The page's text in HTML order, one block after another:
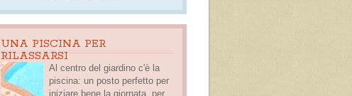
UNA PISCINA PER
RILASSARSI
Al centro del giardino c'è la
piscina: un posto perfetto per
iniziare bene la giornata, per